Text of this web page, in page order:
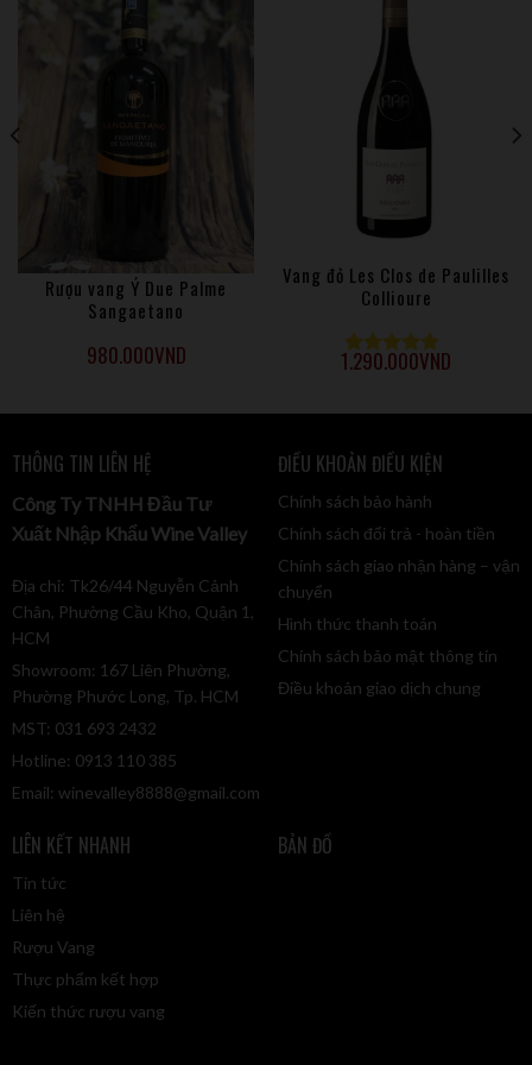
Rượu vang Ý Due Palme
Sangaetano
980.000VND
Vang đỏ Les Clos de Paulilles
Collioure
Được xếp
1.290.000VND
THÔNG TIN LIÊN HỆ
Công Ty TNHH Đầu Tư
Xuất Nhập Khẩu Wine Valley
Địa chỉ: Tk26/44 Nguyễn Cảnh
Chân, Phường Cầu Kho, Quận 1,
HCM
Showroom: 167 Liên Phường,
Phường Phước Long, Tp. HCM
MST: 031 693 2432
Hotline: 0913 110 385
Email: winevalley8888@gmail.com
ĐIỀU KHOẢN ĐIỀU KIỆN
Chính sách bảo hành
Chính sách đổi trả - hoàn tiền
Chính sách giao nhận hàng – vận
chuyển
Hình thức thanh toán
Chính sách bảo mật thông tin
Điều khoản giao dịch chung
LIÊN KẾT NHANH
Tin tức
Liên hệ
Rượu Vang
Thực phẩm kết hợp
Kiến thức rượu vang
BẢN ĐỒ